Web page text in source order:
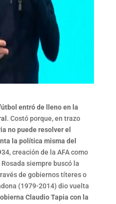
entró de lleno en la
. Costó porque, en trazo
no puede resolver el
la política misma del
creación de la AFA como
Rosada siempre buscó la
de gobiernos títeres o
(1979-2014) dio vuelta
Claudio Tapia con la